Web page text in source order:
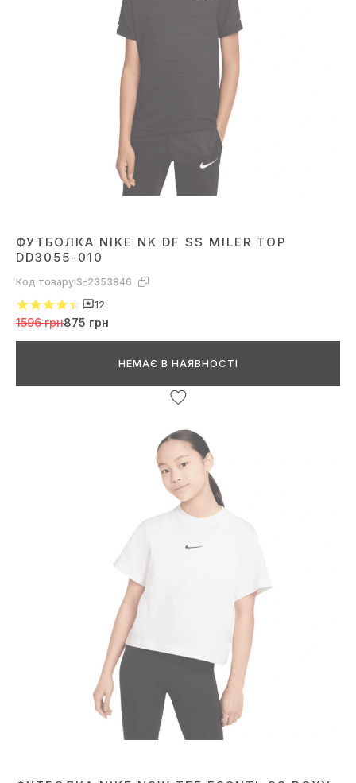
ФУТБОЛКА NIKE NK DF SS MILER TOP
DD3055-010
Код товару:S-2353846
12
1596 грн875 грн
НЕМАЄ В НАЯВНОСТІ